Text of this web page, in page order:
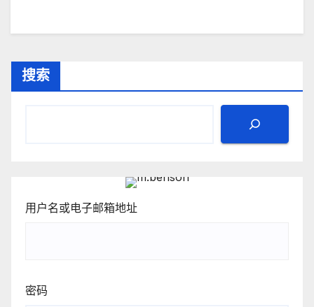
搜索
用户名或电子邮箱地址
密码